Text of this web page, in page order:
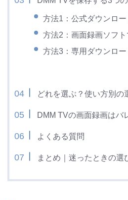
方法1：公式ダウンロー
方法2：画面録画ソフ
方法3：専用ダウンロ
どれを選ぶ？使い方別の
DMM TVの画面録画はバ
よくある質問
まとめ｜迷ったときの選